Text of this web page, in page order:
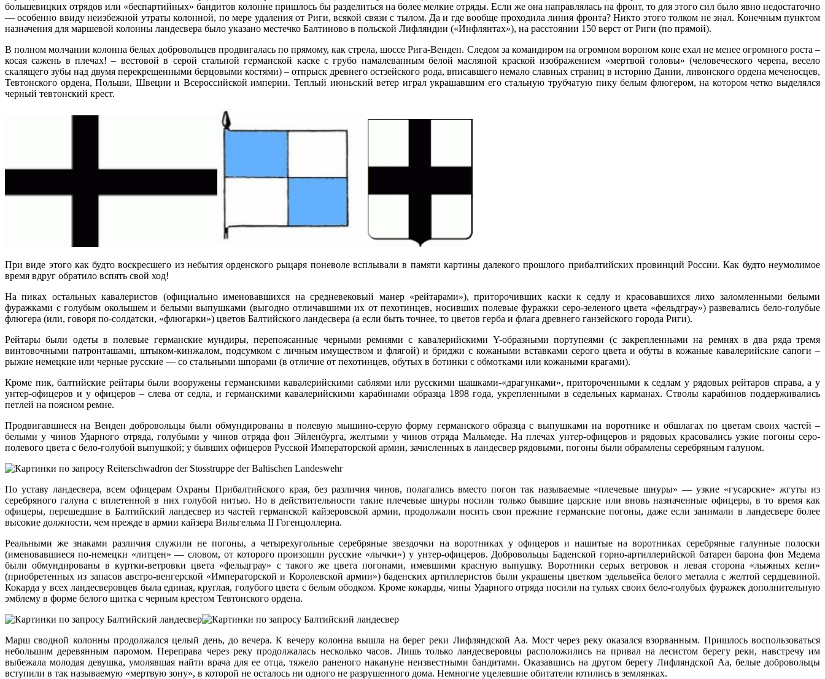
большевицких отрядов или «беспартийных» бандитов колонне пришлось бы разделиться на более мелкие отряды. Если же она направлялась на фронт, то для этого сил было явно недостаточно
— особенно ввиду неизбежной утраты колонной, по мере удаления от Риги, всякой связи с тылом. Да и где вообще проходила линия фронта? Никто этого толком не знал. Конечным пунктом
назначения для маршевой колонны ландесвера было указано местечко Балтиново в польской Лифляндии («Инфлянтах»), на расстоянии 150 верст от Риги (по прямой).
В полном молчании колонна белых добровольцев продвигалась по прямому, как стрела, шоссе Рига-Венден. Следом за командиром на огромном вороном коне ехал не менее огромного роста –
косая сажень в плечах! – вестовой в серой стальной германской каске с грубо намалеванным белой масляной краской изображением «мертвой головы» (человеческого черепа, весело
скалящего зубы над двумя перекрещенными берцовыми костями) – отпрыск древнего остзейского рода, вписавшего немало славных страниц в историю Дании, ливонского ордена меченосцев,
Тевтонского ордена, Польши, Швеции и Всероссийской империи. Теплый июньский ветер играл украшавшим его стальную трубчатую пику белым флюгером, на котором четко выделялся
черный тевтонский крест.
При виде этого как будто воскресшего из небытия орденского рыцаря поневоле всплывали в памяти картины далекого прошлого прибалтийских провинций России. Как будто неумолимое
время вдруг обратило вспять свой ход!
На пиках остальных кавалеристов (официально именовавшихся на средневековый манер «рейтарами»), приторочивших каски к седлу и красовавшихся лихо заломленными белыми
фуражками с голубым околышем и белыми выпушками (выгодно отличавшими их от пехотинцев, носивших полевые фуражки серо-зеленого цвета «фельдграу») развевались бело-голубые
флюгера (или, говоря по-солдатски, «флюгарки») цветов Балтийского ландесвера (а если быть точнее, то цветов герба и флага древнего ганзейского города Риги).
Рейтары были одеты в полевые германские мундиры, перепоясанные черными ремнями с кавалерийскими Y-образными портупеями (с закрепленными на ремнях в два ряда тремя
винтовочными патронташами, штыком-кинжалом, подсумком с личным имуществом и флягой) и бриджи с кожаными вставками серого цвета и обуты в кожаные кавалерийские сапоги –
рыжие немецкие или черные русские — со стальными шпорами (в отличие от пехотинцев, обутых в ботинки с обмотками или кожаными крагами).
Кроме пик, балтийские рейтары были вооружены германскими кавалерийскими саблями или русскими шашками-«драгунками», притороченными к седлам у рядовых рейтаров справа, а у
унтер-офицеров и у офицеров – слева от седла, и германскими кавалерийскими карабинами образца 1898 года, укрепленными в седельных карманах. Стволы карабинов поддерживались
петлей на поясном ремне.
Продвигавшиеся на Венден добровольцы были обмундированы в полевую мышино-серую форму германского образца с выпушками на воротнике и обшлагах по цветам своих частей –
белыми у чинов Ударного отряда, голубыми у чинов отряда фон Эйленбурга, желтыми у чинов отряда Мальмеде. На плечах унтер-офицеров и рядовых красовались узкие погоны серо-
полевого цвета с бело-голубой выпушкой; у бывших офицеров Русской Императорской армии, зачисленных в ландесвер рядовыми, погоны были обрамлены серебряным галуном.
По уставу ландесвера, всем офицерам Охраны Прибалтийского края, без различия чинов, полагались вместо погон так называемые «плечевые шнуры» — узкие «гусарские» жгуты из
серебряного галуна с вплетенной в них голубой нитью. Но в действительности такие плечевые шнуры носили только бывшие царские или вновь назначенные офицеры, в то время как
офицеры, перешедшие в Балтийский ландесвер из частей германской кайзеровской армии, продолжали носить свои прежние германские погоны, даже если занимали в ландесвере более
высокие должности, чем прежде в армии кайзера Вильгельма II Гогенцоллерна.
Реальными же знаками различия служили не погоны, а четырехугольные серебряные звездочки на воротниках у офицеров и нашитые на воротниках серебряные галунные полоски
(именовавшиеся по-немецки «литцен» — словом, от которого произошли русские «лычки») у унтер-офицеров. Добровольцы Баденской горно-артиллерийской батареи барона фон Медема
были обмундированы в куртки-ветровки цвета «фельдграу» с такого же цвета погонами, имевшими красную выпушку. Воротники серых ветровок и левая сторона «лыжных кепи»
(приобретенных из запасов австро-венгерской «Императорской и Королевской армии») баденских артиллеристов были украшены цветком эдельвейса белого металла с желтой сердцевиной.
Кокарда у всех ландесверовцев была единая, круглая, голубого цвета с белым ободком. Кроме кокарды, чины Ударного отряда носили на тульях своих бело-голубых фуражек дополнительную
эмблему в форме белого щитка с черным крестом Тевтонского ордена.
Марш сводной колонны продолжался целый день, до вечера. К вечеру колонна вышла на берег реки Лифляндской Аа. Мост через реку оказался взорванным. Пришлось воспользоваться
небольшим деревянным паромом. Переправа через реку продолжалась несколько часов. Лишь только ландесверовцы расположились на привал на лесистом берегу реки, навстречу им
выбежала молодая девушка, умолявшая найти врача для ее отца, тяжело раненого накануне неизвестными бандитами. Оказавшись на другом берегу Лифляндской Аа, белые добровольцы
вступили в так называемую «мертвую зону», в которой не осталось ни одного не разрушенного дома. Немногие уцелевшие обитатели ютились в землянках.